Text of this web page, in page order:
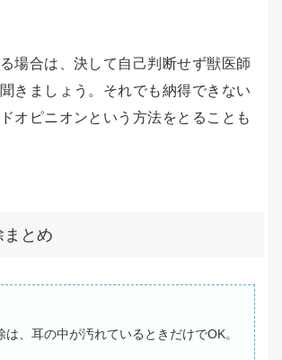
場合は、決して自己判断せず獣医師
きましょう。それでも納得できない
オピニオンという方法をとることも
まとめ
は、耳の中が汚れているときだけでOK。